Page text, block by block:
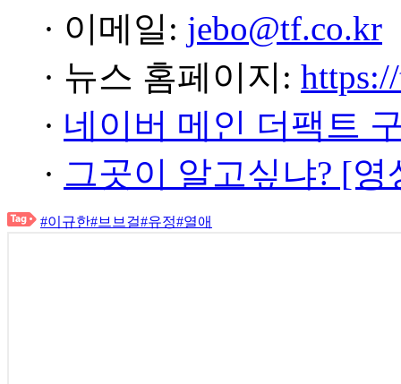
· 이메일: jebo@tf.co.kr
· 뉴스 홈페이지:
· 네이버 메인 더팩트
· 그곳이 알고싶냐? [
#이규한#브브걸#유정#열애